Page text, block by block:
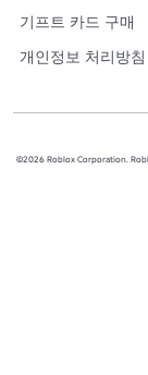
기프트 카드 구매
개인정보 처리방침
©2026 Roblox Corporation.